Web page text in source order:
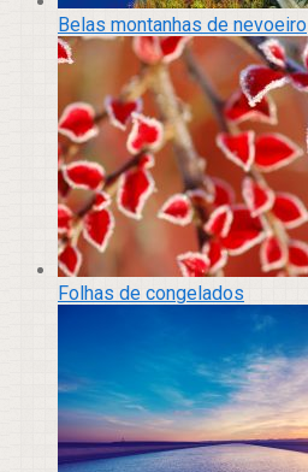
Belas montanhas de nevoeiro
Folhas de congelados